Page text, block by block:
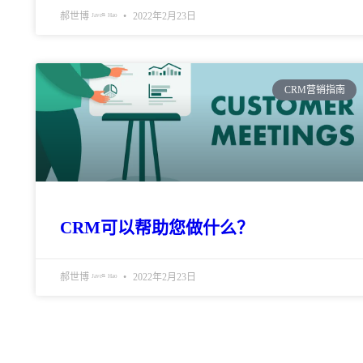
郝世博 ᴶᵃᵛᵉⁿ ᴴᵃᵒ 2022年2月23日
CRM营销指南
CRM可以帮助您做什么？
郝世博 ᴶᵃᵛᵉⁿ ᴴᵃᵒ 2022年2月23日